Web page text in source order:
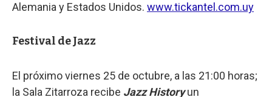
Alemania y Estados Unidos. www.tickantel.com.uy
Festival de Jazz
El próximo viernes 25 de octubre, a las 21:00 horas;
la Sala Zitarroza recibe Jazz Historyun